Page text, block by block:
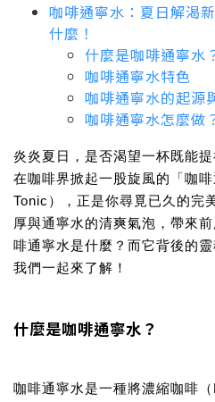
咖啡通寧水：夏日解渴
什麼！
什麼是咖啡通寧水
咖啡通寧水特色
咖啡通寧水的起源
咖啡通寧水怎麼做
炎炎夏日，是否渴望一杯既能
在咖啡界掀起一股旋風的「 咖
Tonic），正是你尋覓已久的完
厚與通寧水的清爽氣泡，帶來
啡通寧水是什麼？而它背後的
我們一起來了解！
什麼是咖啡通寧水？
咖啡通寧水是一種將濃縮咖啡